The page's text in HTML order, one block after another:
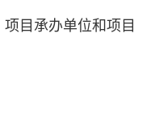
目承办单位和项目